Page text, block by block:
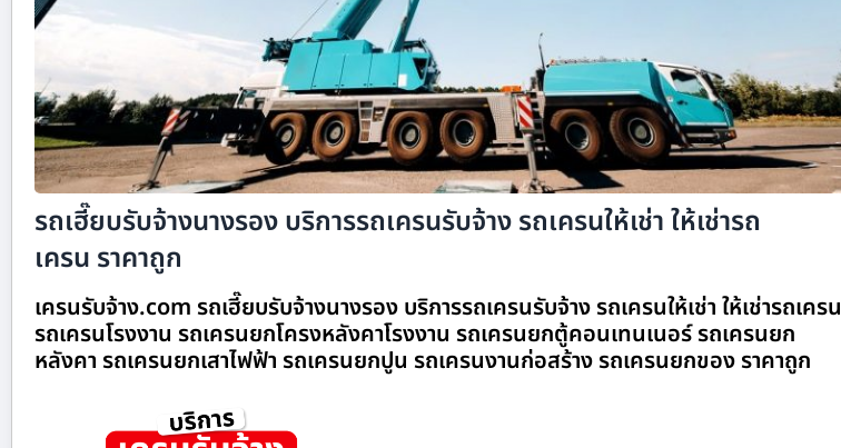
รถเฮี๊ยบรับจ้างนางรอง บริการรถเครนรับจ้าง รถเครนให้เช่า ให้เช่ารถ
เครน ราคาถูก
เครนรับจ้าง.com รถเฮี๊ยบรับจ้างนางรอง บริการรถเครนรับจ้าง รถเครนให้เช่า ให้เช่ารถเครน
รถเครนโรงงาน รถเครนยกโครงหลังคาโรงงาน รถเครนยกตู้คอนเทนเนอร์ รถเครนยก
หลังคา รถเครนยกเสาไฟฟ้า รถเครนยกปูน รถเครนงานก่อสร้าง รถเครนยกของ ราคาถูก